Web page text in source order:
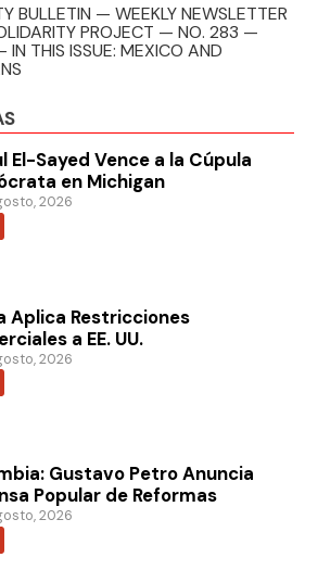
BULLETIN — WEEKLY NEWSLETTER
PROJECT — NO. 283 —
THIS ISSUE: MEXICO AND
El-Sayed Vence a la Cúpula
en Michigan
2026
Aplica Restricciones
a EE. UU.
2026
Gustavo Petro Anuncia
Popular de Reformas
2026